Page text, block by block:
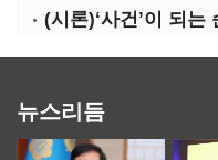
(시론)‘사건’이 되
뉴스리듬